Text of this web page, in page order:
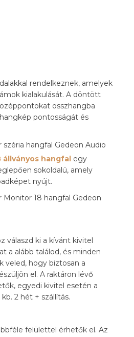
rendelkeznek, amelyek
kialakulását. A döntött
összhangba
pontosságát és
állványos hangfal egy
sokoldalú, amely
nyújt.
válaszd ki a kívánt kivitel
a alább találod, és minden
veled, hogy biztosan a
el. A raktáron lévő
egyedi kivitel esetén a
2 hét + szállítás.
felülettel érhetők el. Az